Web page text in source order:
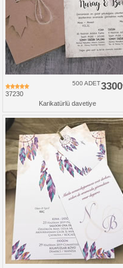
37230
3300
500 ADET
Karikatürlü davetiye